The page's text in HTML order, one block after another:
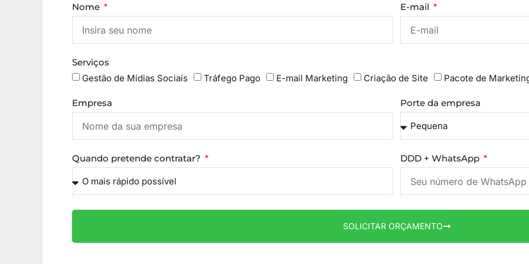
Nome E-mail
Serviços
Gestão de Mídias Sociais
Tráfego Pago E-mail Marketing Criação de Site Pacote de
Empresa Porte da empresa
Quando pretende contratar? DDD + WhatsApp
SOLICITAR ORÇAMENTO